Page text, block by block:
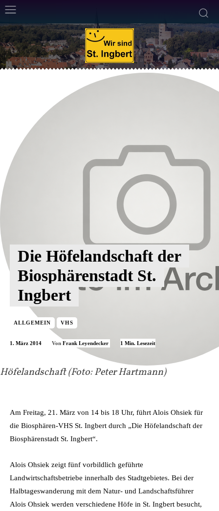
Höfelandschaft (Foto: Peter Hartmann)
Die Höfelandschaft der
Biosphärenstadt St.
Ingbert
ALLGEMEIN VHS
1. März 2014 Von Frank Leyendecker 1 Min. Lesezeit
Am Freitag, 21. März von 14 bis 18 Uhr, führt Alois Ohsiek für
die Biosphären-VHS St. Ingbert durch „Die Höfelandschaft der
Biosphärenstadt St. Ingbert“.
Alois Ohsiek zeigt fünf vorbildlich geführte
Landwirtschaftsbetriebe innerhalb des Stadtgebietes. Bei der
Halbtageswanderung mit dem Natur- und Landschaftsführer
Alois Ohsiek werden verschiedene Höfe in St. Ingbert besucht,